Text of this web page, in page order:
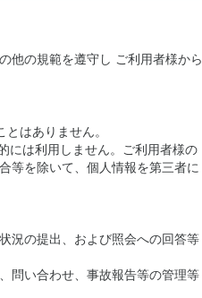
他の規範を遵守し ご利用者様から
はありません。
には利用しません。ご利用者様の
等を除いて、個人情報を第三者に
況の提出、および照会への回答等
問い合わせ、事故報告等の管理等